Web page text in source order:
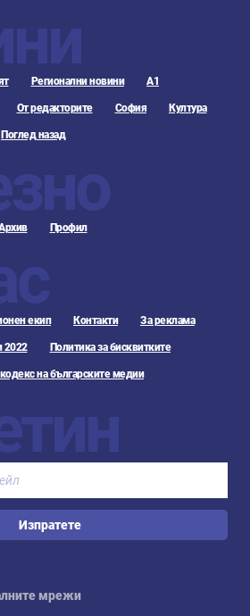
Регионални новини А1
От редакторите София Култура
Поглед назад
Профил
екип Контакти За реклама
2022 Политика за бисквитките
на българските медии
Изпратете
мрежи